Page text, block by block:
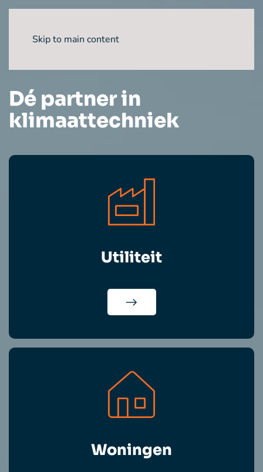
Skip to main content
Dé partner in
klimaattechniek
Utiliteit
Woningen